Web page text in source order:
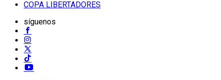
COPA LIBERTADORES
síguenos